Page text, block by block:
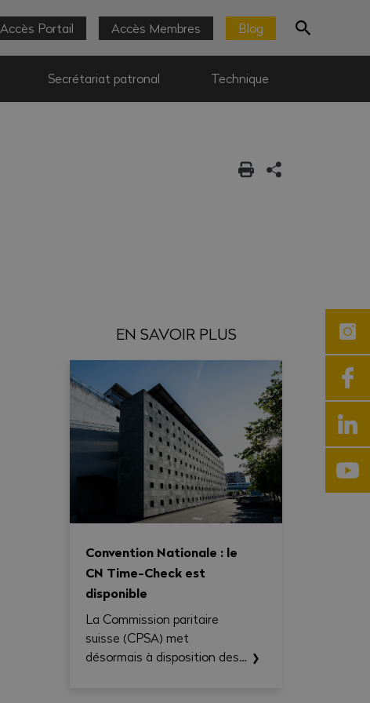
Accès Portail Accès Membres Blog
Secrétariat patronal Technique
EN SAVOIR PLUS
Convention Nationale : le
CN Time-Check est
disponible
La Commission paritaire
suisse (CPSA) met
désormais à disposition des